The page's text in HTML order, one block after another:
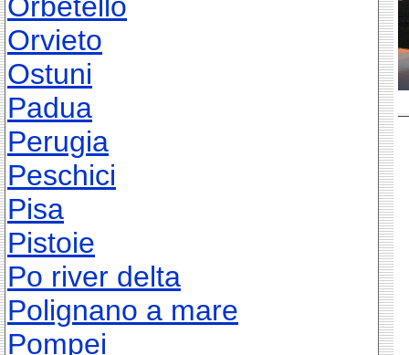
Orvieto
Ostuni
Padua
Perugia
Peschici
Pisa
Pistoie
Po river delta
Polignano a mare
Pompei